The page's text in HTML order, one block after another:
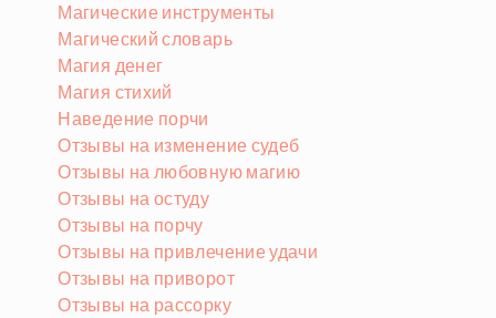
Магические инструменты
Магический словарь
Магия денег
Магия стихий
Наведение порчи
Отзывы на изменение судеб
Отзывы на любовную магию
Отзывы на остуду
Отзывы на порчу
Отзывы на привлечение удачи
Отзывы на приворот
Отзывы на рассорку